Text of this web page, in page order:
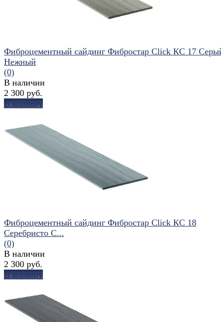
избранное сравнить
Фиброцементный сайдинг Фибростар Click КС 17
Нежный
(0)
В наличии
2 300 руб.
В корзину
избранное сравнить
Фиброцементный сайдинг Фибростар Click КС 18
Серебристо С...
(0)
В наличии
2 300 руб.
В корзину